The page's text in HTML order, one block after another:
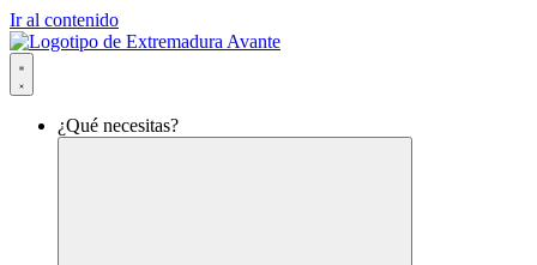
Ir al contenido
¿Qué necesitas?